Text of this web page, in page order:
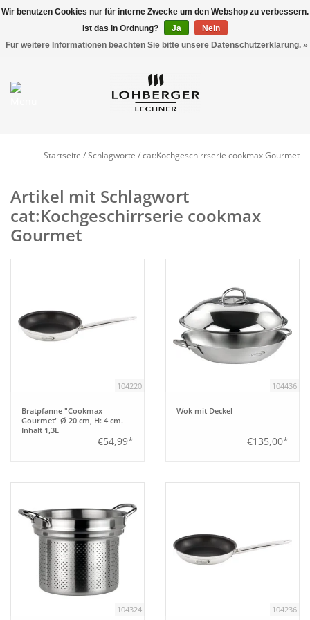
Mein Konto / Kundenkonto
Startseite
NEU
Gedeckter Tisch
Aufsteller
Tafeln
Küche
Küchentechnik
Startseite /Schlagworte /cat:Kochgeschirrserie cookmax Gourmet
Artikel mit Schlagwort
cat:Kochgeschirrserie cookmax
Gourmet
104220
Bratpfanne "Cookmax
Gourmet" Ø 20 cm, H: 4 cm.
Inhalt 1,3L
€54,99*
104436
Wok mit Deckel
€135,00*
104324 104236
Wir benutzen Cookies nur für interne Zwecke um den Webshop zu verbessern.
Ist das in Ordnung?
Ja
Nein
Für weitere Informationen beachten Sie bitte unsere Datenschutzerklärung. »